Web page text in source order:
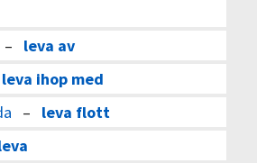
leva av
leva ihop med
– leva flott